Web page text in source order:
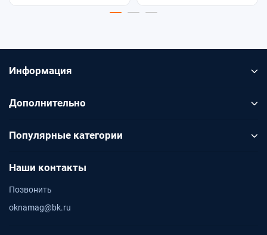
Информация
Дополнительно
Популярные категории
Наши контакты
Позвонить
oknamag@bk.ru